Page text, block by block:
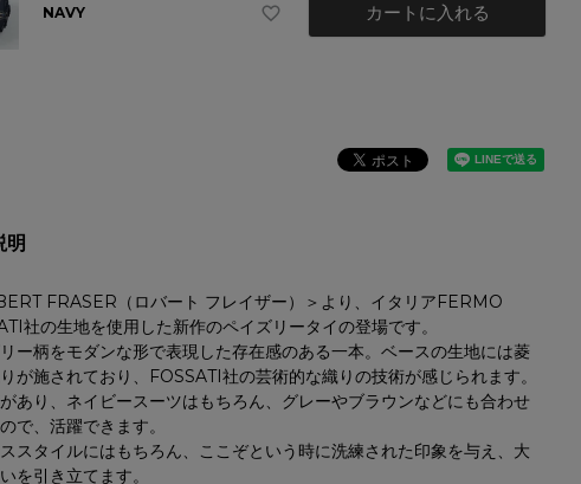
NAVY カートに入れる
明
FRASER（ロバート フレイザー）＞より、イタリアFERMO
社の生地を使用した新作のペイズリータイの登場です。
ー柄をモダンな形で表現した存在感のある一本。ベースの生地には菱
が施されており、FOSSATI社の芸術的な織りの技術が感じられます。
あり、ネイビースーツはもちろん、グレーやブラウンなどにも合わせ
で、活躍できます。
スタイルにはもちろん、ここぞという時に洗練された印象を与え、大
を引き立てます。